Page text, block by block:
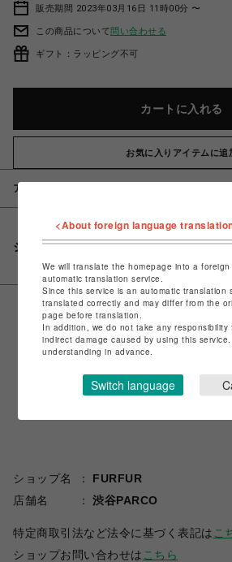
販売期間 2023年03月16日 11時00分 〜
この商品について問い合わせる
ギフト：ラッピング不可
カートに入れる
お気に入りアイテムに追
アイテム説明 / 素材
シェアする
ショップ名
FURFUR
店舗名
渋谷PARCO
特定商取引法など法令に基づく表記は こ
ショップお問い合わせは こちら
<About foreign language
We will translate the homepage into a
automatic translation service.
Since this service is an automatic translation
translated correctly and may differ from the
page before translation.
In addition, we do not take any responsibility
indirect damage caused by using this
understanding in advance.
Switch language